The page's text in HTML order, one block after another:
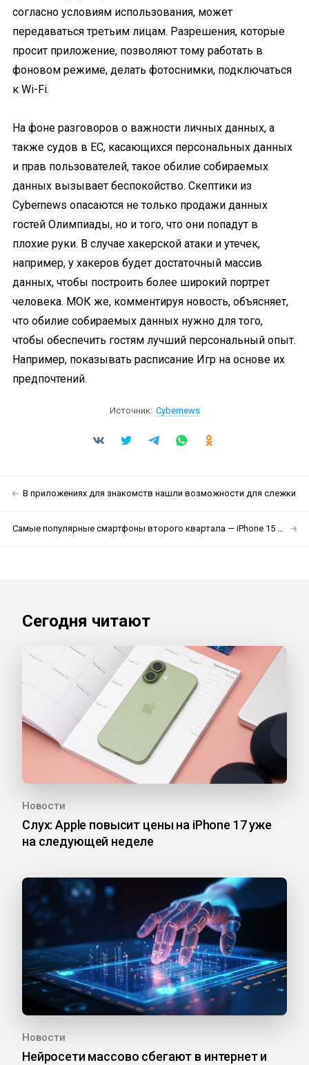
согласно условиям использования, может
передаваться третьим лицам. Разрешения, которые
просит приложение, позволяют тому работать в
фоновом режиме, делать фотоснимки, подключаться
к Wi-Fi.
На фоне разговоров о важности личных данных, а
также судов в ЕС, касающихся персональных данных
и прав пользователей, такое обилие собираемых
данных вызывает беспокойство. Скептики из
Cybernews опасаются не только продажи данных
гостей Олимпиады, но и того, что они попадут в
плохие руки. В случае хакерской атаки и утечек,
например, у хакеров будет достаточный массив
данных, чтобы построить более широкий портрет
человека. МОК же, комментируя новость, объясняет,
что обилие собираемых данных нужно для того,
чтобы обеспечить гостям лучший персональный опыт.
Например, показывать расписание Игр на основе их
предпочтений.
Источник: Cybernews
В приложениях для знакомств нашли возможности для слежки
Самые популярные смартфоны второго квартала — iPhone 15 и Samsung Galaxy A15
Сегодня читают
Новости
Слух: Apple повысит цены на iPhone 17 уже
на следующей неделе
Новости
Нейросети массово сбегают в интернет и